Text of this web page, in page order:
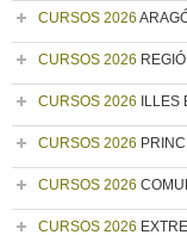
CURSOS 2026
CURSOS 2026
CURSOS 2026 ILLES
CURSOS 2026
CURSOS 2026
CURSOS 2026